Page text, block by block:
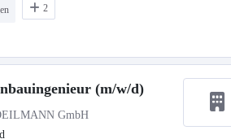
2
(m/w/d)
GmbH